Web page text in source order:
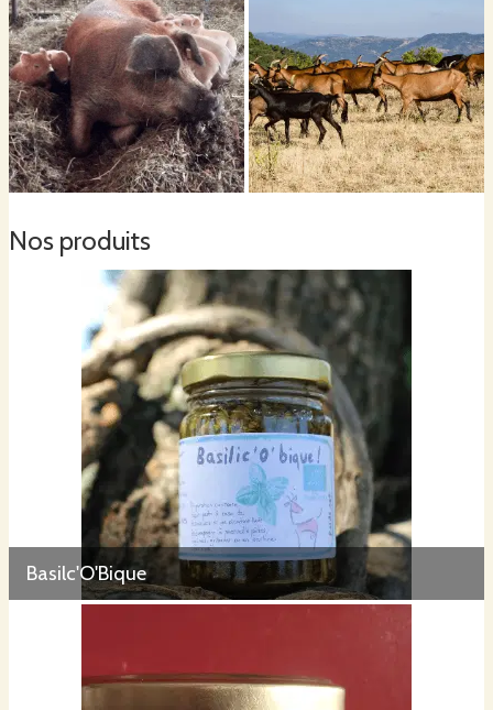
Nous invitons les vacanciers à se reconnecter avec la nature, les saisons et
la vie à la ferme.
L'ensemble de la ferme est conduite exclusivement en Agriculture
Biologique par conviction éthique d'une part, et environnementale d'autre
part.
Nos produits
Basilc'O'Bique